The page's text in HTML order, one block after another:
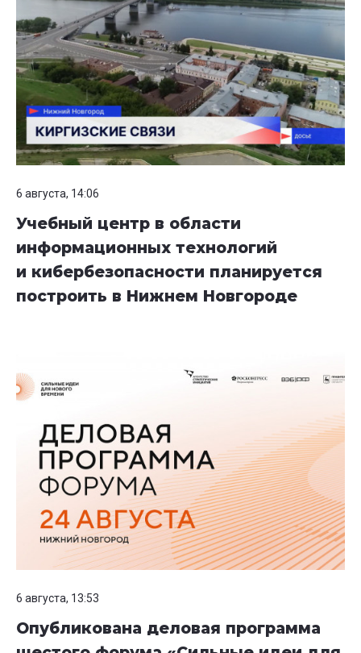
6 августа, 14:06
Учебный центр в области
информационных технологий
и кибербезопасности планируется
построить в Нижнем Новгороде
6 августа, 13:53
Опубликована деловая программа